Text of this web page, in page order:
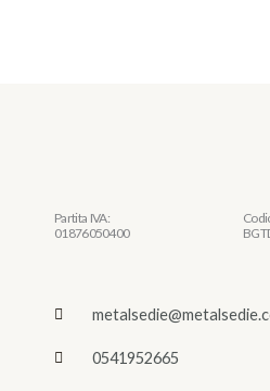
Partita IVA:
01876050400
0541952665